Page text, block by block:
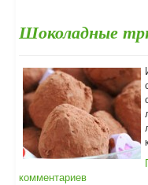
Шоколадные
комментариев